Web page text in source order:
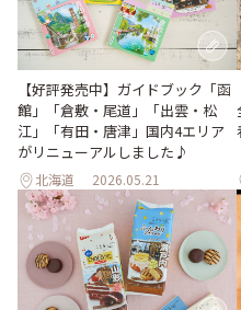
【好評発売中】ガイドブック「函
館」「倉敷・尾道」「出雲・松
江」「有田・唐津」国内4エリア
がリニューアルしました♪
北海道 2026.05.21